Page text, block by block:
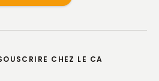
CHEZ LE CA